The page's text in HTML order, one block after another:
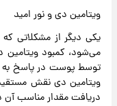
ویتامین دی و نور امید
یکی دیگر از مشکلاتی
می‌شود، کمبود ویتامین
توسط پوست در پاسخ به
ویتامین دی نقش
دریافت مقدار مناسب